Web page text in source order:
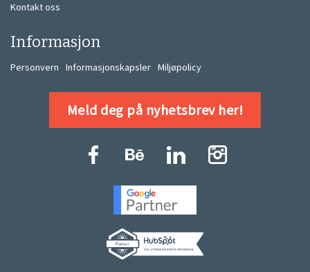
Kontakt oss
Informasjon
Personvern Informasjonskapsler Miljøpolicy
Meld deg på nyhetsbrev her!